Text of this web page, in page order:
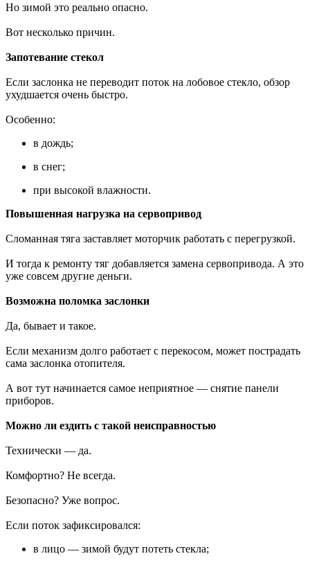
Но зимой это реально опасно.
Вот несколько причин.
Запотевание стекол
Если заслонка не переводит поток на лобовое стекло, обзор
ухудшается очень быстро.
Особенно:
в дождь;
в снег;
при высокой влажности.
Повышенная нагрузка на сервопривод
Сломанная тяга заставляет моторчик работать с перегрузкой.
И тогда к ремонту тяг добавляется замена сервопривода. А это
уже совсем другие деньги.
Возможна поломка заслонки
Да, бывает и такое.
Если механизм долго работает с перекосом, может пострадать
сама заслонка отопителя.
А вот тут начинается самое неприятное — снятие панели
приборов.
Можно ли ездить с такой неисправностью
Технически — да.
Комфортно? Не всегда.
Безопасно? Уже вопрос.
Если поток зафиксировался:
в лицо — зимой будут потеть стекла;